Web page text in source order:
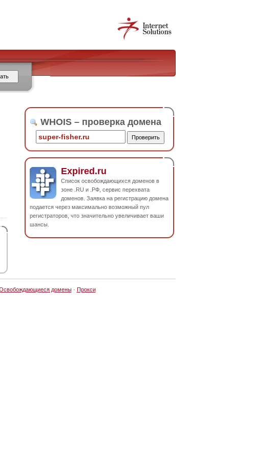
WHOIS – проверка домена
Expired.ru
Список освобождающихся доменов в
зоне .RU и .РФ, сервис перехвата
доменов. Заявка на регистрацию домена
подается через максимально возможный пул
регистраторов, что значительно увеличивает ваши
шансы.
домены· Прокси